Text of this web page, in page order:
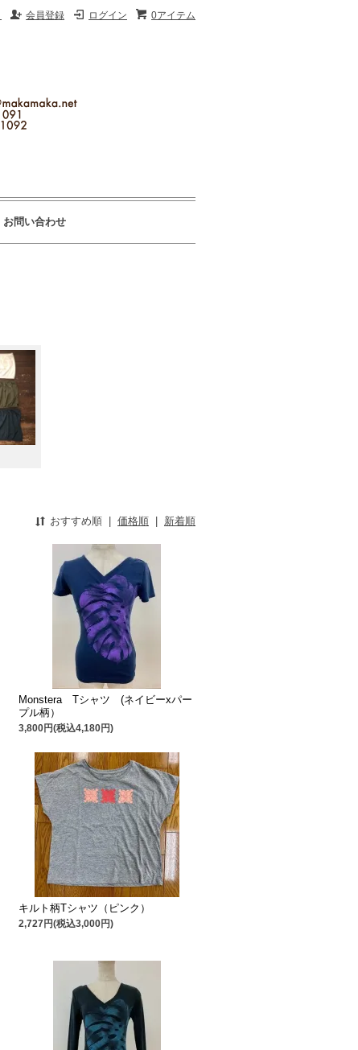
0アイテム
ログイン
会員登録
お問い合わせ
おすすめ順 | 価格順 | 新着順
Monstera Tシャツ (ネイビーxパー
プル柄）
3,800円(税込4,180円)
キルト柄Tシャツ（ピンク）
2,727円(税込3,000円)